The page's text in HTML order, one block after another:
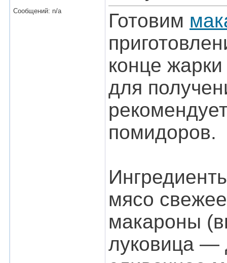
Сообщений: n/a
Готовим
конце
для
помидоров.
мясо
макароны
луковица —